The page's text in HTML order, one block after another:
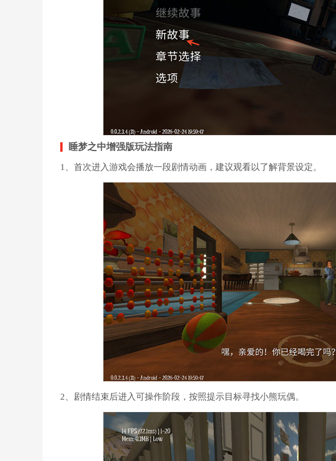
睡梦之中增强版玩法指南
1、首次进入游戏会播放一段剧情动画，建议观看以了解背景设定。
2、剧情结束后进入可操作阶段，按照提示目标寻找小熊玩偶。